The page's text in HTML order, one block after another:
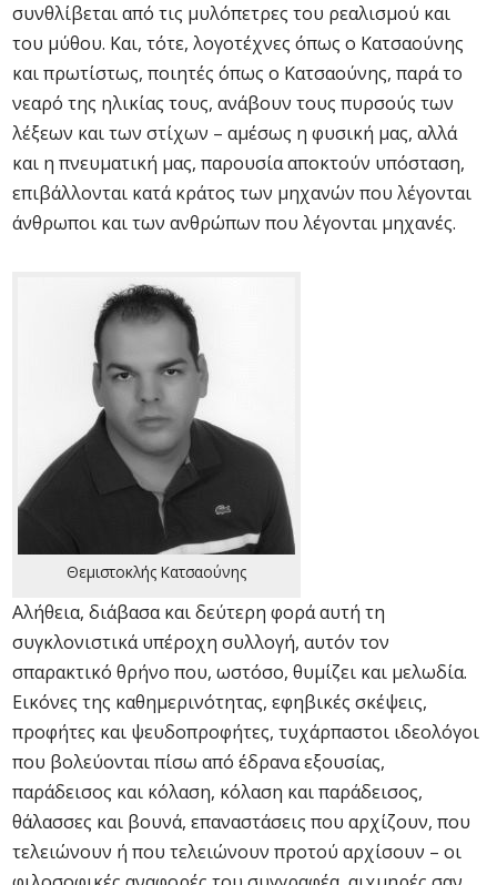
συνθλίβεται από τις μυλόπετρες του ρεαλισμού και
του μύθου. Και, τότε, λογοτέχνες όπως ο Κατσαούνης
και πρωτίστως, ποιητές όπως ο Κατσαούνης, παρά το
νεαρό της ηλικίας τους, ανάβουν τους πυρσούς των
λέξεων και των στίχων – αμέσως η φυσική μας, αλλά
και η πνευματική μας, παρουσία αποκτούν υπόσταση,
επιβάλλονται κατά κράτος των μηχανών που λέγονται
άνθρωποι και των ανθρώπων που λέγονται μηχανές.
Θεμιστοκλής Κατσαούνης
Αλήθεια, διάβασα και δεύτερη φορά αυτή τη
συγκλονιστικά υπέροχη συλλογή, αυτόν τον
σπαρακτικό θρήνο που, ωστόσο, θυμίζει και μελωδία.
Εικόνες της καθημερινότητας, εφηβικές σκέψεις,
προφήτες και ψευδοπροφήτες, τυχάρπαστοι ιδεολόγοι
που βολεύονται πίσω από έδρανα εξουσίας,
παράδεισος και κόλαση, κόλαση και παράδεισος,
θάλασσες και βουνά, επαναστάσεις που αρχίζουν, που
τελειώνουν ή που τελειώνουν προτού αρχίσουν – οι